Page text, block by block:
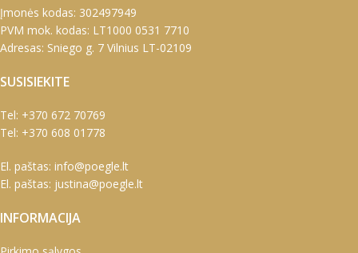
Įmonės kodas: 302497949
PVM mok. kodas: LT1000 0531 7710
Adresas: Sniego g. 7 Vilnius LT-02109
SUSISIEKITE
Tel: +370 672 70769
Tel: +370 608 01778
El. paštas: info@poegle.lt
El. paštas: justina@poegle.lt
INFORMACIJA